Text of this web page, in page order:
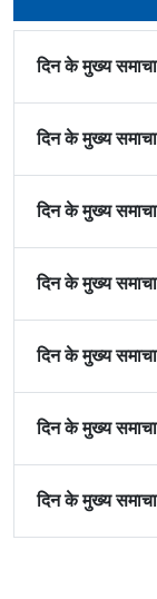
दिन के मुख्य
दिन के मुख्य
दिन के मुख्य
दिन के मुख्य
दिन के मुख्य
दिन के मुख्य
दिन के मुख्य